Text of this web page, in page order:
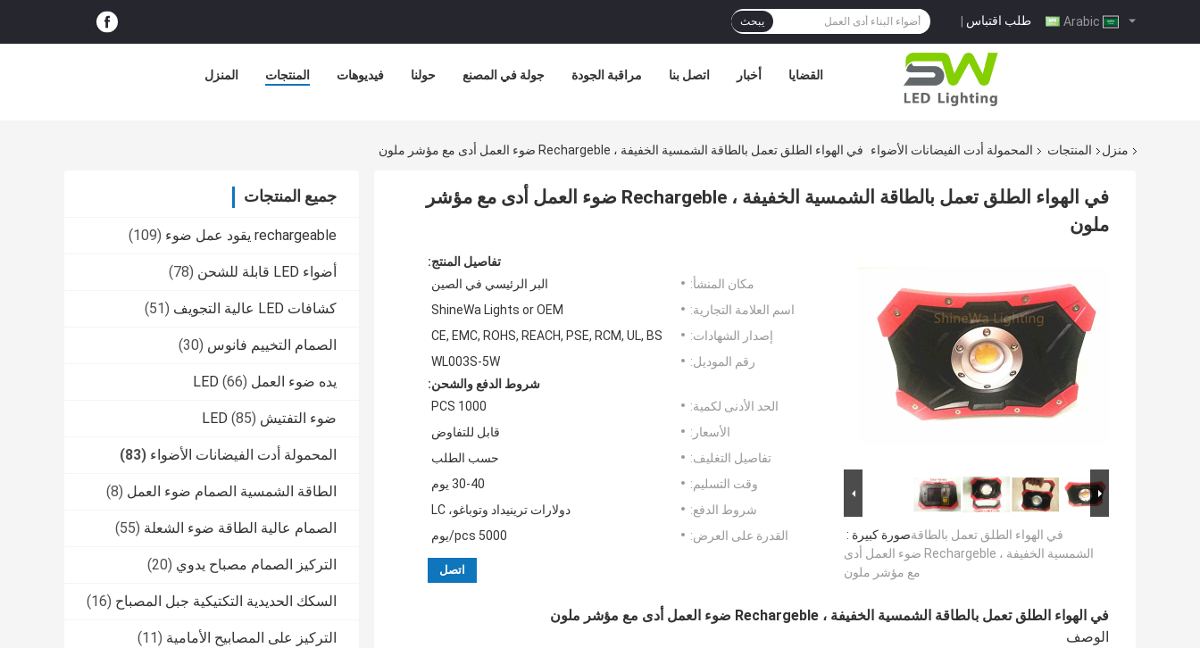
طلب اقتباس | يبحث
المنزل المنتجات فيديوهات حولنا جولة في المصنع مراقبة الجودة اتصل بنا أخبار القضايا
منزل المنتجات المحمولة أدت الفيضانات الأضواء في الهواء الطلق تعمل بالطاقة الشمسية الخفيفة ، Rechargeble ضوء العمل أدى مع مؤشر ملون
جميع المنتجات
rechargeable يقود عمل ضوء (109)
أضواء LED قابلة للشحن (78)
كشافات LED عالية التجويف (51)
الصمام التخييم فانوس (30)
يده ضوء العمل LED (66)
ضوء التفتيش LED (85)
المحمولة أدت الفيضانات الأضواء (83)
الطاقة الشمسية الصمام ضوء العمل (8)
الصمام عالية الطاقة ضوء الشعلة (55)
التركيز الصمام مصباح يدوي (20)
السكك الحديدية التكتيكية جبل المصباح (16)
التركيز على المصابيح الأمامية (11)
في الهواء الطلق تعمل بالطاقة الشمسية الخفيفة ، Rechargeble ضوء العمل أدى مع مؤشر
ملون
صورة كبيرة :في الهواء الطلق تعمل بالطاقة
الشمسية الخفيفة ، Rechargeble ضوء العمل أدى
مع مؤشر ملون
تفاصيل المنتج:
مكان المنشأ:
البر الرئيسي في الصين
اسم العلامة التجارية:
ShineWa Lights or OEM
إصدار الشهادات:
CE, EMC, ROHS, REACH, PSE, RCM, UL, BS
رقم الموديل:
WL003S-5W
شروط الدفع والشحن:
الحد الأدنى لكمية:
1000 PCS
الأسعار:
قابل للتفاوض
تفاصيل التغليف:
حسب الطلب
وقت التسليم:
30-40 يوم
شروط الدفع:
دولارات ترينيداد وتوباغو، LC
القدرة على العرض:
5000 pcs/يوم
اتصل
في الهواء الطلق تعمل بالطاقة الشمسية الخفيفة ، Rechargeble ضوء العمل أدى مع مؤشر ملون
الوصف